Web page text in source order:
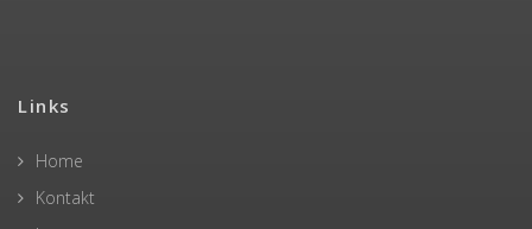
Links
Home
Kontakt